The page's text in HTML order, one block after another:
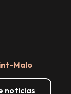
Malo
noticias